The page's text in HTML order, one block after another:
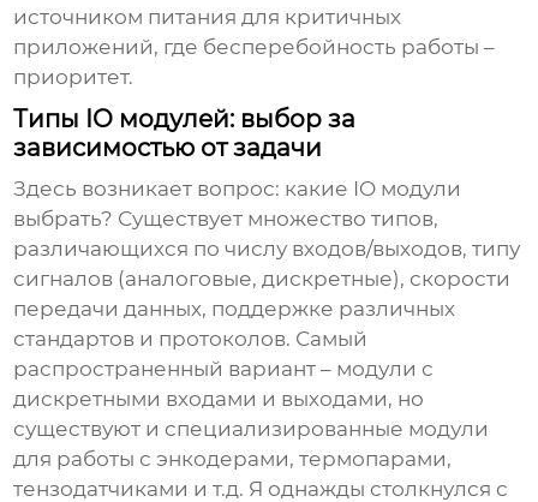
источником питания для критичных
приложений, где бесперебойность работы –
приоритет.
Типы IO модулей: выбор за
зависимостью от задачи
Здесь возникает вопрос: какие IO модули
выбрать? Существует множество типов,
различающихся по числу входов/выходов, типу
сигналов (аналоговые, дискретные), скорости
передачи данных, поддержке различных
стандартов и протоколов. Самый
распространенный вариант – модули с
дискретными входами и выходами, но
существуют и специализированные модули
для работы с энкодерами, термопарами,
тензодатчиками и т.д. Я однажды столкнулся с